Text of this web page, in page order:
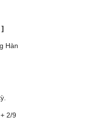
]
Hàn
2/9